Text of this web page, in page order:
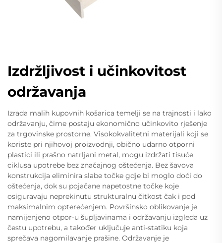
Izdržljivost i učinkovitost
održavanja
Izrada malih kupovnih košarica temelji se na trajnosti i lako
održavanju, čime postaju ekonomično učinkovito rješenje
za trgovinske prostorne. Visokokvalitetni materijali koji se
koriste pri njihovoj proizvodnji, obično udarno otporni
plastici ili prašno natrljani metal, mogu izdržati tisuće
ciklusa upotrebe bez značajnog oštećenja. Bez šavova
konstrukcija eliminira slabe točke gdje bi moglo doći do
oštećenja, dok su pojačane napetostne točke koje
osiguravaju neprekinutu strukturalnu čitkost čak i pod
maksimalnim opterećenjem. Površinsko oblikovanje je
namijenjeno otpor-u šupljavinama i održavanju izgleda uz
čestu upotrebu, a također uključuje anti-statiku koja
sprečava nagomilavanje prašine. Održavanje je